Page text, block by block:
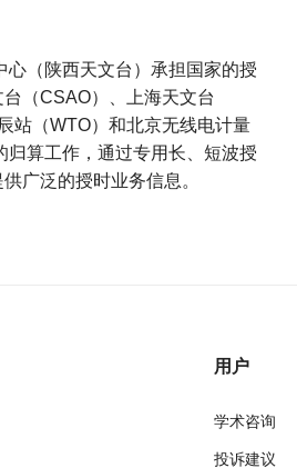
心（陕西天文台）承担国家的授
（CSAO）、上海天文台
站（WTO）和北京无线电计量
算工作，通过专用长、短波授
广泛的授时业务信息。
用户
学术咨询
投诉建议